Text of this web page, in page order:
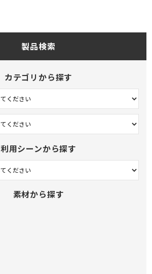
製品検索
カテゴリから探す
利用シーンから探す
素材から探す